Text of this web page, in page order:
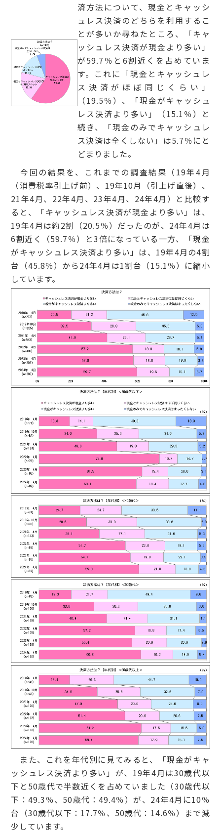
済方法について、現金とキャッシ
ュレス決済のどちらを利用するこ
とが多いか尋ねたところ、「キャ
ッシュレス決済が現金より多い」
が59.7％と6割近くを占めていま
す。これに「現金とキャッシュレ
ス決済がほぼ同じくらい」
（19.5％）、「現金がキャッシュ
レス決済より多い」（15.1％）と
続き、「現金のみでキャッシュレ
ス決済は全くしない」は5.7％にと
どまりました。
今回の結果を、これまでの調査結果（19年4月
（消費税率引上げ前）、19年10月（引上げ直後）、
21年4月、22年4月、23年4月、24年4月）と比較す
ると、「キャッシュレス決済が現金より多い」は、
19年4月は約2割（20.5％）だったのが、24年4月は
6割近く（59.7％）と3倍になっている一方、「現金
がキャッシュレス決済より多い」は、19年4月の4割
台（45.8％）から24年4月は1割台（15.1％）に縮小
しています。
また、これを年代別に見てみると、「現金がキャ
ッシュレス決済より多い」が、19年4月は30歳代以
下と50歳代で半数近くを占めていました（30歳代以
下：49.3％、50歳代：49.4％）が、24年4月に10％
台（30歳代以下：17.7％、50歳代：14.6％）まで減
少しています。